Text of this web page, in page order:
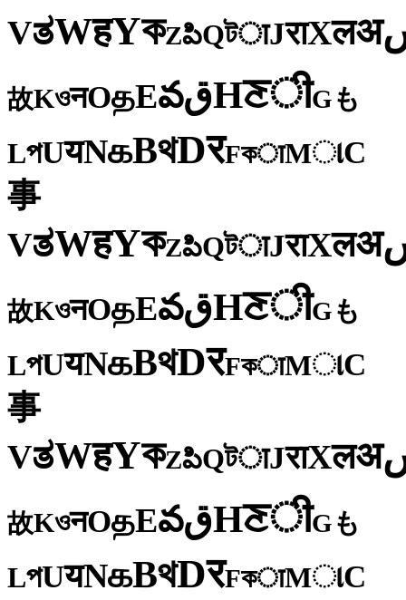
VತWहYকZపిQটाJराXलअ
故KওनOதEవقHਣीGも
LপUयNகBথDरFকाMાC
事
VತWहYকZపిQটाJराXलअ
故KওनOதEవقHਣीGも
LপUयNகBথDरFকाMાC
事
VತWहYকZపిQটाJराXलअ
故KওनOதEవقHਣीGも
LপUयNகBথDरFকाMાC